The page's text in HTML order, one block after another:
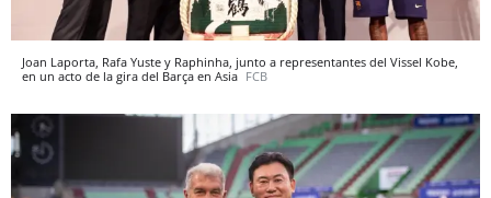
Joan Laporta, Rafa Yuste y Raphinha, junto a representantes del Vissel Kobe,
en un acto de la gira del Barça en Asia FCB